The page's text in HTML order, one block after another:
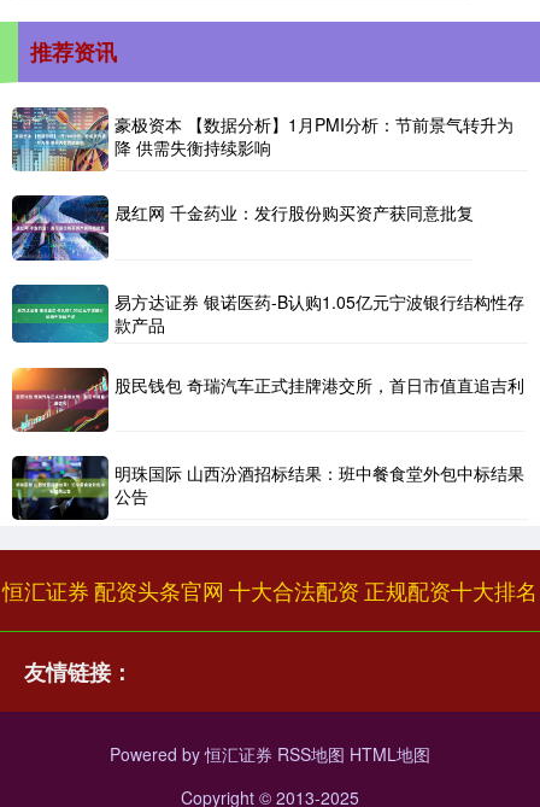
推荐资讯
豪极资本 【数据分析】1月PMI分析：节前景气转升为
降 供需失衡持续影响
晟红网 千金药业：发行股份购买资产获同意批复
易方达证券 银诺医药-B认购1.05亿元宁波银行结构性存
款产品
股民钱包 奇瑞汽车正式挂牌港交所，首日市值直追吉利
明珠国际 山西汾酒招标结果：班中餐食堂外包中标结果
公告
恒汇证券配资头条官网 十大合法配资 正规配资十大排名
友情链接：
Powered by恒汇证券 RSS地图 HTML地图
Copyright © 2013-2025